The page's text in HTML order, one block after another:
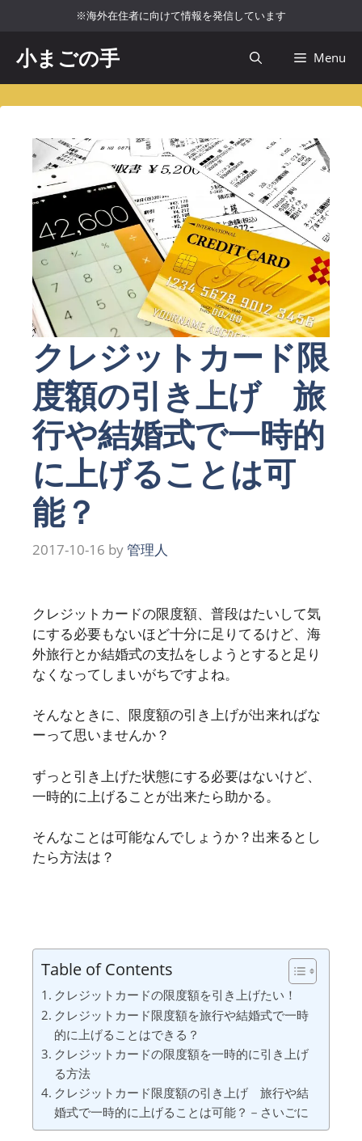
ツ
へ
※海外在住者に向けて情報を発信しています
小まごの手 Menu
クレジットカード限
度額の引き上げ 旅
行や結婚式で一時的
に上げることは可
能？
2017-10-16 by管理人
クレジットカードの限度額、普段はたいして気
にする必要もないほど十分に足りてるけど、海
外旅行とか結婚式の支払をしようとすると足り
なくなってしまいがちですよね。
そんなときに、限度額の引き上げが出来ればな
ーって思いませんか？
ずっと引き上げた状態にする必要はないけど、
一時的に上げることが出来たら助かる。
そんなことは可能なんでしょうか？出来るとし
たら方法は？
Table of Contents
クレジットカードの限度額を引き上げたい！
クレジットカード限度額を旅行や結婚式で一時
的に上げることはできる？
クレジットカードの限度額を一時的に引き上げ
る方法
クレジットカード限度額の引き上げ 旅行や結
婚式で一時的に上げることは可能？－さいごに